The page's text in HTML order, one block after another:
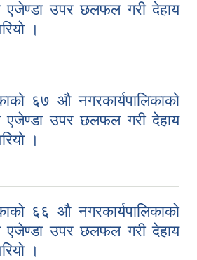
उपर छलफल गरी देहाय
।
६७ औ नगरकार्यपालिकाकाे
उपर छलफल गरी देहाय
।
६६ औ नगरकार्यपालिकाकाे
उपर छलफल गरी देहाय
।